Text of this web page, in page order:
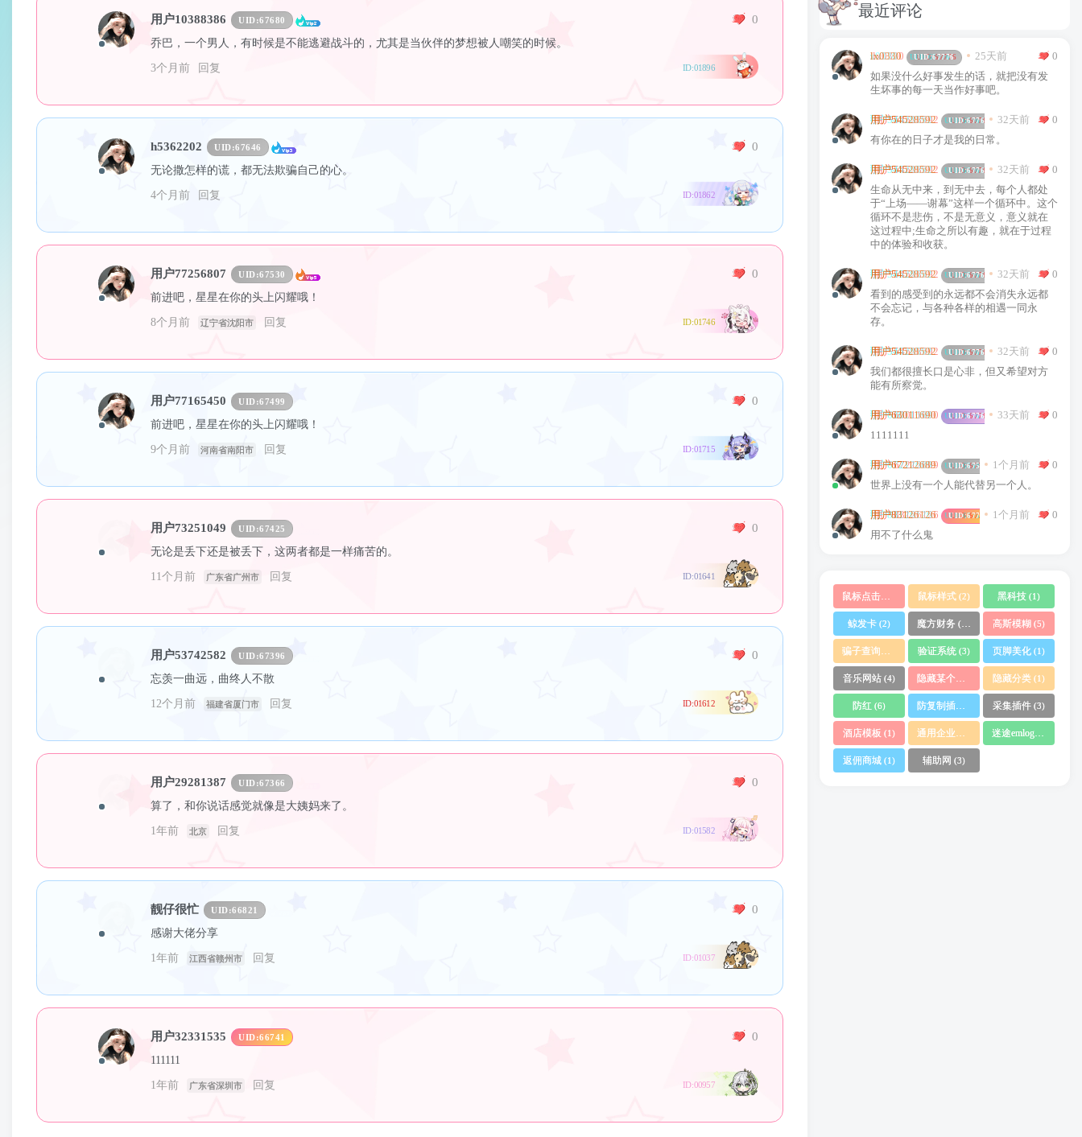
用户10388386 UID:67680 0
乔巴，一个男人，有时候是不能逃避战斗的，尤其是当伙伴的梦想被人嘲笑的时候。
3个月前 回复 ID:01896
h5362202 UID:67646 0
无论撒怎样的谎，都无法欺骗自己的心。
4个月前 回复 ID:01862
用户77256807 UID:67530 0
前进吧，星星在你的头上闪耀哦！
8个月前 辽宁省沈阳市 回复 ID:01746
用户77165450 UID:67499 0
前进吧，星星在你的头上闪耀哦！
9个月前 河南省南阳市 回复 ID:01715
用户73251049 UID:67425 0
无论是丢下还是被丢下，这两者都是一样痛苦的。
11个月前 广东省广州市 回复 ID:01641
用户53742582 UID:67396 0
忘羡一曲远，曲终人不散
12个月前 福建省厦门市 回复 ID:01612
用户29281387 UID:67366 0
算了，和你说话感觉就像是大姨妈来了。
1年前 北京 回复 ID:01582
靓仔很忙 UID:66821 0
感谢大佬分享
1年前 江西省赣州市 回复 ID:01037
用户32331535 UID:66741 0
111111
1年前 广东省深圳市 回复 ID:00957
最近评论
lx0330 UID:67776 25天前
0
如果没什么好事发生的话，就把没有发
生坏事的每一天当作好事吧。
用户54528592 UID:67766 32天前
0
有你在的日子才是我的日常。
用户54528592 UID:67766 32天前
0
生命从无中来，到无中去，每个人都处
于“上场——谢幕”这样一个循环中。这个
循环不是悲伤，不是无意义，意义就在
这过程中;生命之所以有趣，就在于过程
中的体验和收获。
用户54528592 UID:67766 32天前
0
看到的感受到的永远都不会消失永远都
不会忘记，与各种各样的相遇一同永
存。
用户54528592 UID:67766 32天前
0
我们都很擅长口是心非，但又希望对方
能有所察觉。
用户63011690 UID:67765 33天前
0
1111111
用户67212689 UID:67594 1个月前
0
世界上没有一个人能代替另一个人。
用户83126126 UID:67753 1个月前
0
用不了什么鬼
鼠标样式 (2) 黑科技 (1)
鲸发卡 (2) 魔方财务 (10) 高斯模糊 (5)
验证系统 (3) 页脚美化 (1)
音乐网站 (4) (1)
隐藏分类 (1)
防红 (6) 采集插件 (3)
酒店模板 (1)
返佣商城 (1) 辅助网 (3)